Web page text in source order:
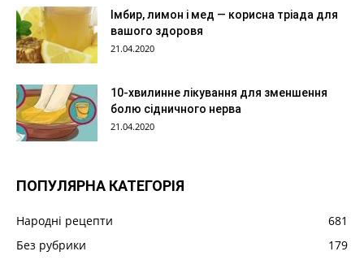
Імбир, лимон і мед — корисна тріада для
вашого здоровя
21.04.2020
10-хвилинне лікування для зменшення
болю сідничного нерва
21.04.2020
ПОПУЛЯРНА КАТЕГОРІЯ
Народні рецепти
681
Без рубрики
179